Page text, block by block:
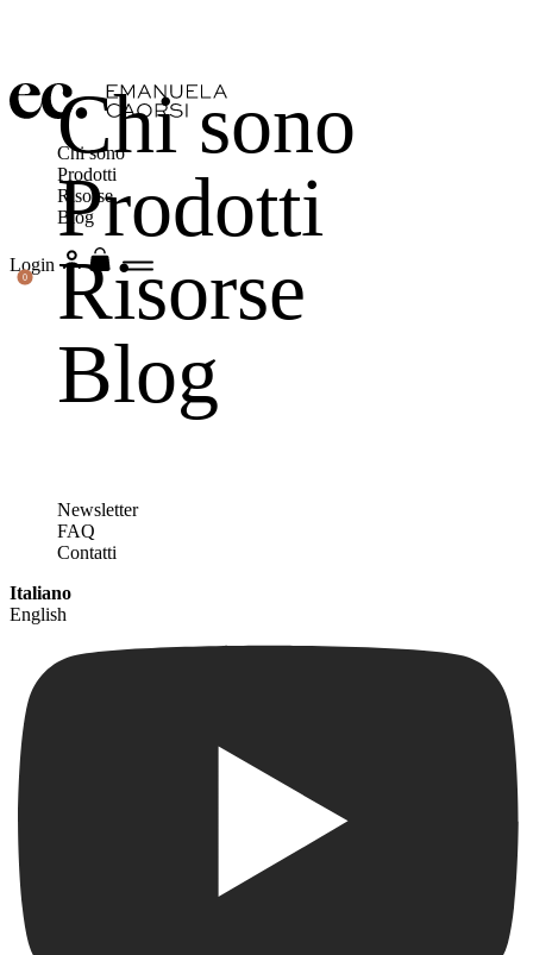
Chi sono
Prodotti
Risorse
Blog
Login
0
Chi sono
Prodotti
Risorse
Blog
Newsletter
FAQ
Contatti
Italiano
English